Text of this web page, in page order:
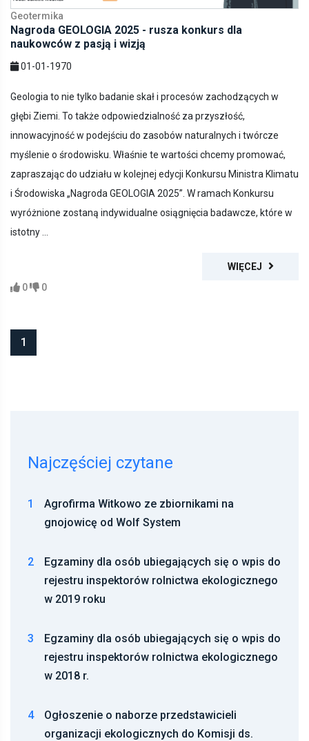
Geotermika
Nagroda GEOLOGIA 2025 - rusza konkurs dla
naukowców z pasją i wizją
01-01-1970
Geologia to nie tylko badanie skał i procesów zachodzących w
głębi Ziemi. To także odpowiedzialność za przyszłość,
innowacyjność w podejściu do zasobów naturalnych i twórcze
myślenie o środowisku. Właśnie te wartości chcemy promować,
zapraszając do udziału w kolejnej edycji Konkursu Ministra Klimatu
i Środowiska „Nagroda GEOLOGIA 2025”. W ramach Konkursu
wyróżnione zostaną indywidualne osiągnięcia badawcze, które w
istotny ...
WIĘCEJ
0
0
1
Najczęściej czytane
1
Agrofirma Witkowo ze zbiornikami na
gnojowicę od Wolf System
2
Egzaminy dla osób ubiegających się o wpis do
rejestru inspektorów rolnictwa ekologicznego
w 2019 roku
3
Egzaminy dla osób ubiegających się o wpis do
rejestru inspektorów rolnictwa ekologicznego
w 2018 r.
4
Ogłoszenie o naborze przedstawicieli
organizacji ekologicznych do Komisji ds.